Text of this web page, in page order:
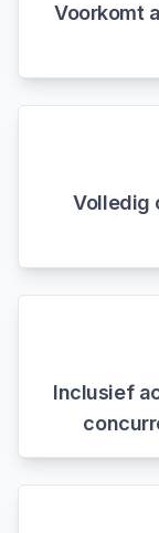
Voorkomt
Volledig
Inclusief